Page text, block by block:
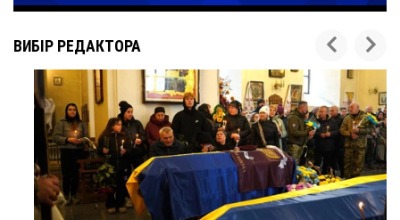
ВИБІР РЕДАКТОРА